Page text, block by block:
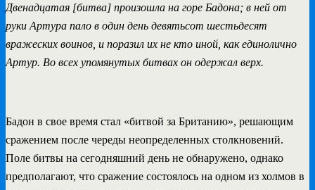
Двенадцатая [битва] произошла на горе Бадона; в ней от
руки Артура пало в один день девятьсот шестьдесят
вражеских воинов, и поразил их не кто иной, как единолично
Артур. Во всех упомянутых битвах он одержал верх.
Бадон в свое время стал «битвой за Британию», решающим
сражением после череды неопределенных столкновений.
Поле битвы на сегодняшний день не обнаружено, однако
предполагают, что сражение состоялось на одном из холмов в